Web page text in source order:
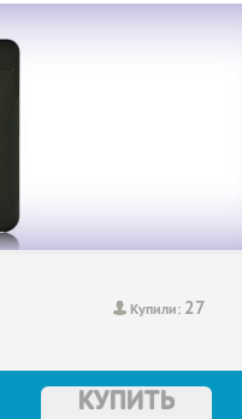
Купили: 27
КУПИТЬ